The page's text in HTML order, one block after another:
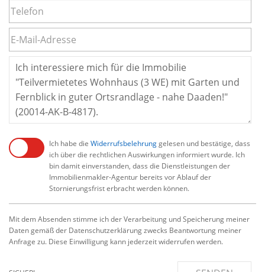
Ich habe die Widerrufsbelehrunggelesen und bestätige, dass
ich über die rechtlichen Auswirkungen informiert wurde. Ich
bin damit einverstanden, dass die Dienstleistungen der
Immobilienmakler-Agentur bereits vor Ablauf der
Stornierungsfrist erbracht werden können.
Mit dem Absenden stimme ich der Verarbeitung und Speicherung meiner
Daten gemäß der Datenschutzerklärung zwecks Beantwortung meiner
Anfrage zu. Diese Einwilligung kann jederzeit widerrufen werden.